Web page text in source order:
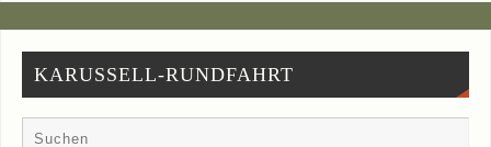
KARUSSELL-RUNDFAHRT